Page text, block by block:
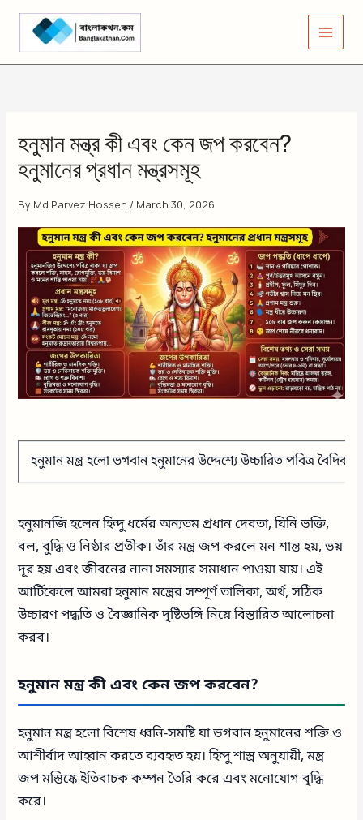
Skip
content
হনুমান মন্ত্র কী এবং কেন জপ করবেন?
হনুমানের প্রধান মন্ত্রসমূহ
By Md Parvez Hossen / March 30, 2026
হনুমান মন্ত্র হলো ভগবান হনুমানের উদ্দেশ্যে উচ্চারিত পবিত্র
হনুমানজি হলেন হিন্দু ধর্মের অন্যতম প্রধান দেবতা, যিনি ভক্তি,
বল, বুদ্ধি ও নিষ্ঠার প্রতীক। তাঁর মন্ত্র জপ করলে মন শান্ত হয়, ভয়
দূর হয় এবং জীবনের নানা সমস্যার সমাধান পাওয়া যায়। এই
আর্টিকেলে আমরা হনুমান মন্ত্রের সম্পূর্ণ তালিকা, অর্থ, সঠিক
উচ্চারণ পদ্ধতি ও বৈজ্ঞানিক দৃষ্টিভঙ্গি নিয়ে বিস্তারিত আলোচনা
করব।
হনুমান মন্ত্র কী এবং কেন জপ করবেন?
হনুমান মন্ত্র হলো বিশেষ ধ্বনি-সমষ্টি যা ভগবান হনুমানের শক্তি ও
আশীর্বাদ আহ্বান করতে ব্যবহৃত হয়। হিন্দু শাস্ত্র অনুযায়ী, মন্ত্র
জপ মস্তিষ্কে ইতিবাচক কম্পন তৈরি করে এবং মনোযোগ বৃদ্ধি
করে।